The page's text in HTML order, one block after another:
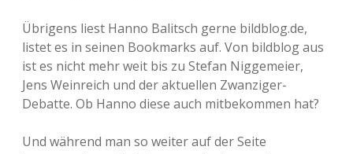
Übrigens liest Hanno Balitsch gerne bildblog.de,
listet es in seinen Bookmarks auf. Von bildblog aus
ist es nicht mehr weit bis zu Stefan Niggemeier,
Jens Weinreich und der aktuellen Zwanziger-
Debatte. Ob Hanno diese auch mitbekommen hat?
Und während man so weiter auf der Seite